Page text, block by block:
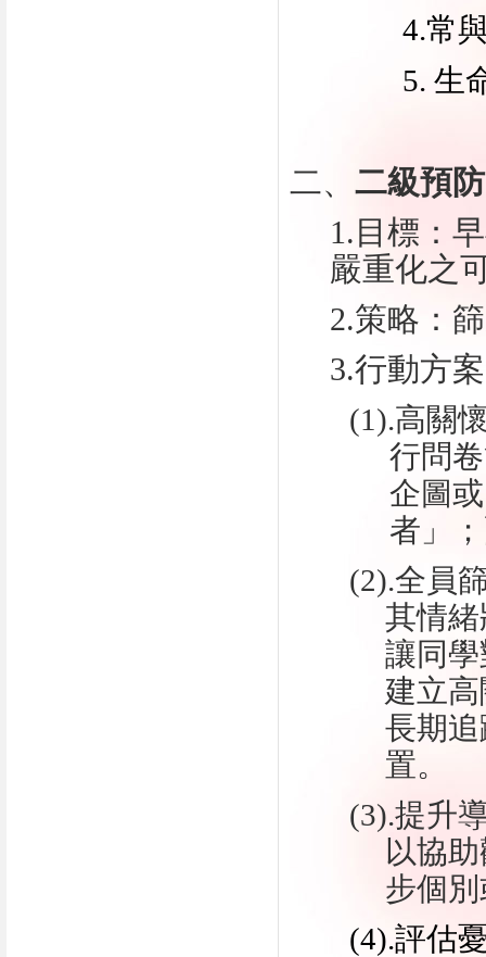
4.常
5. 生
二、 二級預防
1.目標：
嚴重化之
2.策略：
3.行動方
(1).高關
行問
企圖
者」
(2).全員
其情
讓同
建立
長期
置。
(3).提升
以協
步個
(4).評估